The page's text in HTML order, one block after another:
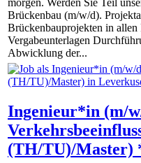
morgen. Werden Sie Teil
Brückenbau (m/w/d).
Brückenbauprojekten in
Vergabeunterlagen
Abwicklung der...
Ingenieur*in (m/
(TH/TU)/Master)